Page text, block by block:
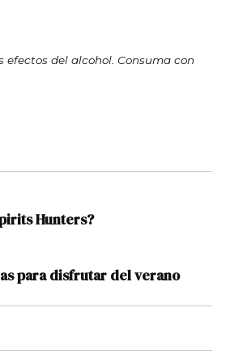
efectos del alcohol. Consuma con
Hunters?
para disfrutar del verano